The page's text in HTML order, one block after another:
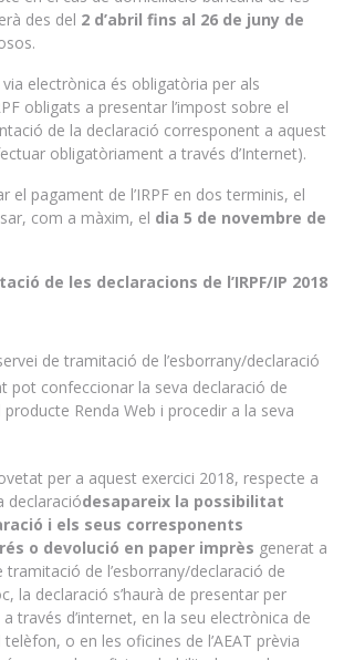
des del 2 d’abril fins al 26 de juny de
electrònica és obligatòria per als
obligats a presentar l’impost sobre el
de la declaració corresponent a aquest
obligatòriament a través d’Internet).
el pagament de l’IRPF en dos terminis, el
com a màxim, el dia 5 de novembre de
de les declaracions de l’IRPF/IP 2018
de tramitació de l’esborrany/declaració
pot confeccionar la seva declaració de
producte Renda Web i procedir a la seva
per a aquest exercici 2018, respecte a
declaraciódesapareix la possibilitat
i els seus corresponents
o devolució en paper imprès generat a
tramitació de l’esborrany/declaració de
la declaració s’haurà de presentar per
través d’internet, en la seu electrònica de
telèfon, o en les oficines de l’AEAT prèvia